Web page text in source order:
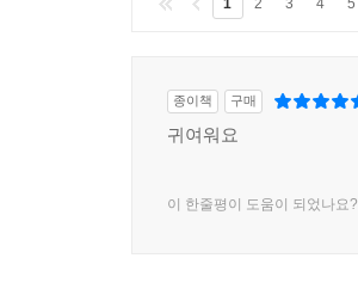
1 2 3 4 5
종이책 구매
귀여워요
이 한줄평이 도움이 되었나요?